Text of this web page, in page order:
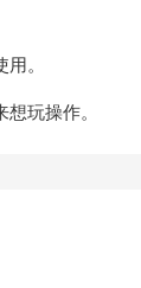
。
玩操作。